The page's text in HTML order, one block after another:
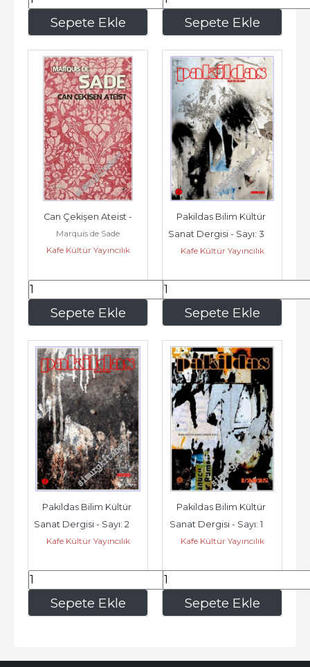
Sepete Ekle
375,00 Sepete Ekle
75,00
Sepete Ekle
Can Çekişen Ateist -
Marquis de Sade
Kafe Kültür Yayıncılık
187,50 Sepete Ekle
Pakildas Bilim Kültür
Sanat Dergisi - Sayı: 3
Bahar
Kafe Kültür Yayıncılık
225,00
Sepete Ekle
Pakildas Bilim Kültür
Sanat Dergisi - Sayı: 2
Kış
Kafe Kültür Yayıncılık
225,00 Sepete Ekle
Pakildas Bilim Kültür
Sanat Dergisi - Sayı: 1
Güz
Kafe Kültür Yayıncılık
187,50